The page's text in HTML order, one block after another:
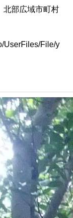
北部広域市町村
UserFiles/File/y